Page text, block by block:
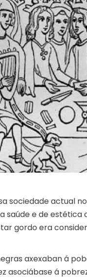
sociedade actual
saúde e de
gordo era
axexaban á
asociábase á